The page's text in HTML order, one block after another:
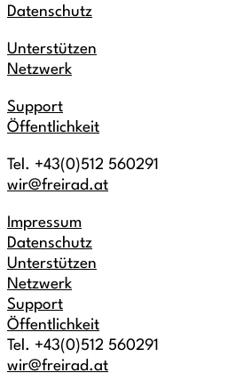
Datenschutz
Unterstützen
Netzwerk
Support
Öffentlichkeit
Tel. +43(0)512 560291
wir@freirad.at
Impressum
Datenschutz
Unterstützen
Netzwerk
Support
Öffentlichkeit
Tel. +43(0)512 560291
wir@freirad.at